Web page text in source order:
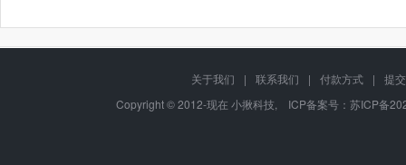
关于我们 | 联系我们 | 付款方式 |
提
Copyright © 2012-现在 小揪科技, ICP备案号： 苏ICP备